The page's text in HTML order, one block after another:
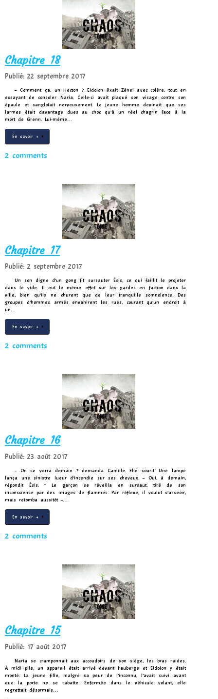
Chapitre 18
Publié: 22 septembre 2017
– Comment ça, un Hecton ? Eidolon fixait Zénei avec colère, tout en
essayant de consoler Naria. Celle-ci avait plaqué son visage contre son
épaule et sanglotait nerveusement. Le jeune homme devinait que ses
larmes était davantage dues au choc qu’à un réel chagrin face à la
mort de Grenn. Lui-même…
En savoir +
2 comments
Chapitre 17
Publié: 2 septembre 2017
Un son digne d’un gong fit sursauter Ésis, ce qui faillit le projeter
dans le vide. Il eut le même effet sur les gardes en faction dans la
ville, bien qu’ils ne churent que de leur tranquille somnolence. Des
groupes d’hommes armés envahirent les rues, courant qu’un endroit à
un…
En savoir +
2 comments
Chapitre 16
Publié: 23 août 2017
– On se verra demain ? demanda Camille. Elle sourit. Une lampe
lança une sinistre lueur d’incendie sur ses cheveux. – Oui, à demain,
répondit Ésis. * Le garçon se réveilla en sursaut, tiré de son
inconscience par des images de flammes. Par réflexe, il voulut s’asseoir,
mais retomba aussitôt –…
En savoir +
2 comments
Chapitre 15
Publié: 17 août 2017
Naria se cramponnait aux accoudoirs de son siège, les bras raides.
À midi pile, un appareil était arrivé devant l’auberge et Eidolon y était
monté. La jeune fille, malgré sa peur de l’inconnu, l’avait suivi avant
que la porte ne se rabatte. Enfermée dans le véhicule volant, elle
regrettait désormais…